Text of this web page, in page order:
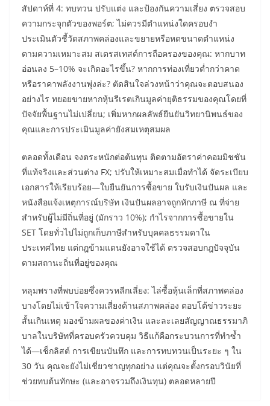
สัปดาห์ที่ 4: ทบทวน ปรับแต่ง และป้องกันความเสี่ยง ตรวจสอบ
ความกระจุกตัวของพอร์ต; ไม่ควรมีตำแหน่งใดครอบงำ
ประเมินตัวชี้วัดสภาพคล่องและขยายหรือหดขนาดตำแหน่ง
ตามความเหมาะสม สเตรสเทสต์การถือครองของคุณ: หากบาท
อ่อนลง 5–10% จะเกิดอะไรขึ้น? หากการท่องเที่ยวต่ำกว่าคาด
หรือราคาพลังงานพุ่งล่ะ? ตัดสินใจล่วงหน้าว่าคุณจะตอบสนอง
อย่างไร ทยอยขายหากหุ้นรีเรตเกินมูลค่ายุติธรรมของคุณโดยที่
ปัจจัยพื้นฐานไม่เปลี่ยน; เพิ่มหากผลลัพธ์ยืนยันวิทยานิพนธ์ของ
คุณและการประเมินมูลค่ายังสมเหตุสมผล
ตลอดทั้งเดือน จงตระหนักต่อต้นทุน ติดตามอัตราค่าคอมมิชชัน
ที่แท้จริงและส่วนต่าง FX; ปรับให้เหมาะสมเมื่อทำได้ จัดระเบียบ
เอกสารให้เรียบร้อย—ใบยืนยันการซื้อขาย ใบรับเงินปันผล และ
หนังสือแจ้งเหตุการณ์บริษัท เงินปันผลอาจถูกหักภาษี ณ ที่จ่าย
สำหรับผู้ไม่มีถิ่นที่อยู่ (มักราว 10%); กำไรจากการซื้อขายใน
SET โดยทั่วไปไม่ถูกเก็บภาษีสำหรับบุคคลธรรมดาใน
ประเทศไทย แต่กฎข้ามแดนยังอาจใช้ได้ ตรวจสอบกฎปัจจุบัน
ตามสถานะถิ่นที่อยู่ของคุณ
หลุมพรางที่พบบ่อยซึ่งควรหลีกเลี่ยง: ไล่ซื้อหุ้นเล็กที่สภาพคล่อง
บางโดยไม่เข้าใจความเสี่ยงด้านสภาพคล่อง ตอบโต้ข่าวระยะ
สั้นเกินเหตุ มองข้ามผลของค่าเงิน และละเลยสัญญาณธรรมาภิ
บาลในบริษัทที่ครอบครัวควบคุม วิธีแก้คือกระบวนการที่ทำซ้ำ
ได้—เช็กลิสต์ การเขียนบันทึก และการทบทวนเป็นระยะ ๆ ใน
30 วัน คุณจะยังไม่เชี่ยวชาญทุกอย่าง แต่คุณจะตั้งกรอบวินัยที่
ช่วยทบต้นทักษะ (และอาจรวมถึงเงินทุน) ตลอดหลายปี